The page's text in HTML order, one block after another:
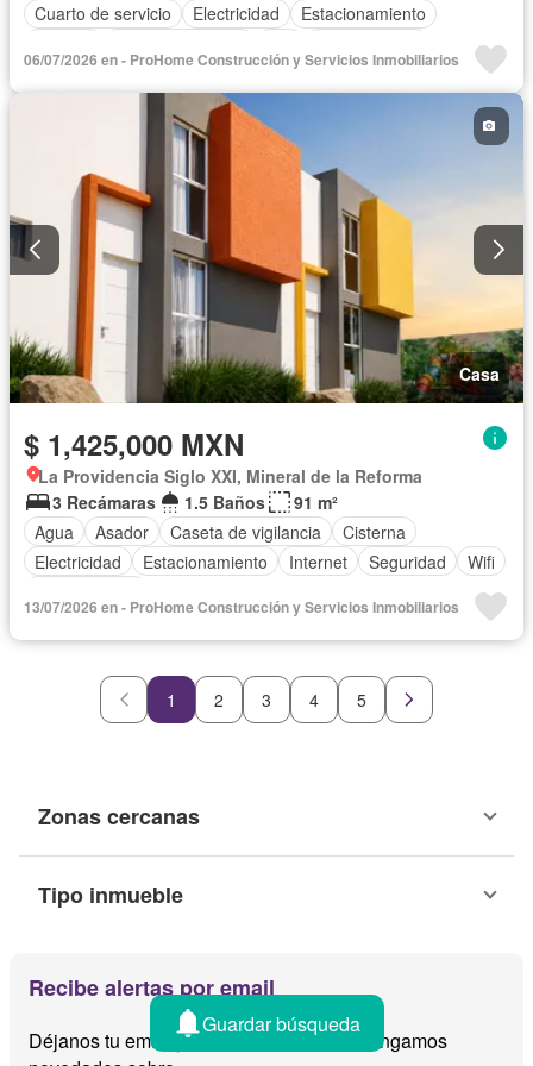
Cuarto de servicio
Electricidad
Estacionamiento
Sin amueblar
06/07/2026 en - ProHome Construcción y Servicios Inmobiliarios
Casa
$ 1,425,000 MXN
La Providencia Siglo XXI, Mineral de la Reforma
3 Recámaras
1.5 Baños
91 m²
Agua
Asador Caseta de vigilancia
Cisterna
Electricidad
Estacionamiento Internet Seguridad
Wifi
13/07/2026 en - ProHome Construcción y Servicios Inmobiliarios
1 2 3 4 5
Zonas cercanas
Tipo inmueble
Recibe alertas por email
Déjanos tu email y te avisamos cuando tengamos
Guardar búsqueda